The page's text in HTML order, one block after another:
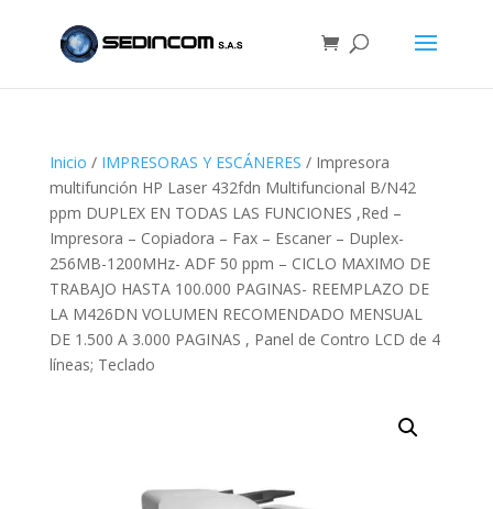
Inicio / IMPRESORAS Y ESCÁNERES / Impresora
multifunción HP Laser 432fdn Multifuncional B/N42
ppm DUPLEX EN TODAS LAS FUNCIONES ,Red –
Impresora – Copiadora – Fax – Escaner – Duplex-
256MB-1200MHz- ADF 50 ppm – CICLO MAXIMO DE
TRABAJO HASTA 100.000 PAGINAS- REEMPLAZO DE
LA M426DN VOLUMEN RECOMENDADO MENSUAL
DE 1.500 A 3.000 PAGINAS , Panel de Contro LCD de 4
líneas; Teclado